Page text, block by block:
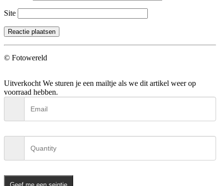
Site
© Fotowereld
Uitverkocht We sturen je een mailtje als we dit artikel weer op
voorraad hebben.